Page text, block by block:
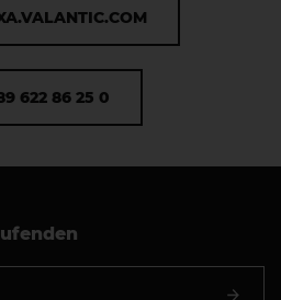
622 86 25 0